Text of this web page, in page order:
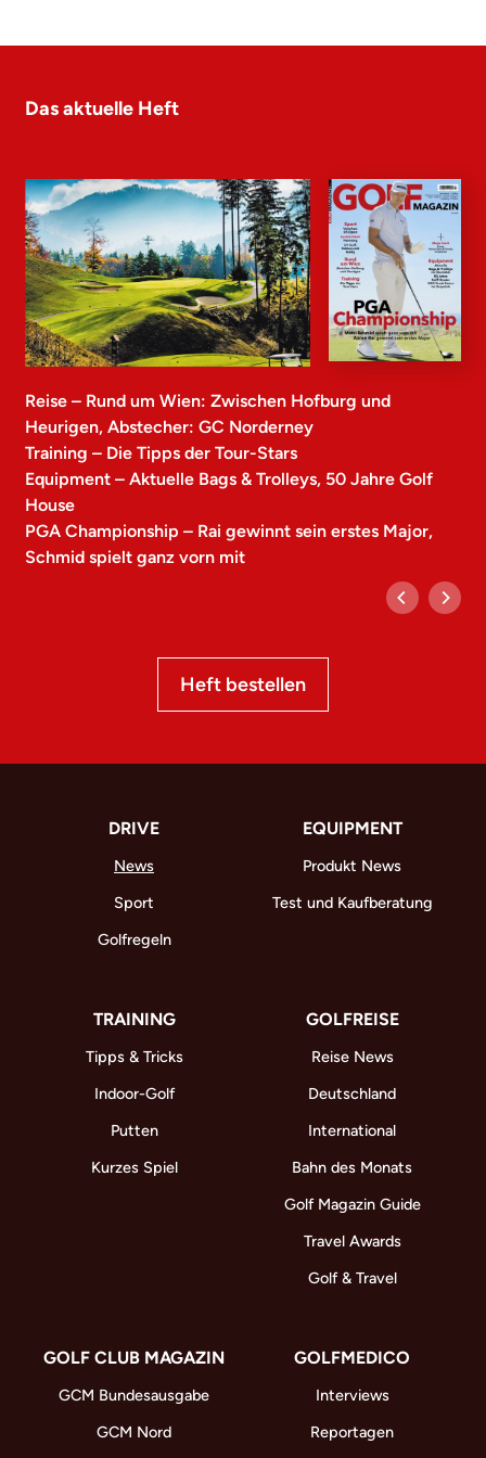
Das aktuelle Heft
Reise – Rund um Wien: Zwischen Hofburg und
Heurigen, Abstecher: GC Norderney
Training – Die Tipps der Tour-Stars
Equipment – Aktuelle Bags & Trolleys, 50 Jahre Golf
House
PGA Championship – Rai gewinnt sein erstes Major,
Schmid spielt ganz vorn mit
Heft bestellen
DRIVE
News
Sport
Golfregeln
EQUIPMENT
Produkt News
Test und Kaufberatung
TRAINING
Tipps & Tricks
Indoor-Golf
Putten
Kurzes Spiel
GOLFREISE
Reise News
Deutschland
International
Bahn des Monats
Golf Magazin Guide
Travel Awards
Golf & Travel
GOLF CLUB MAGAZIN
GCM Bundesausgabe
GCM Nord
GOLFMEDICO
Interviews
Reportagen